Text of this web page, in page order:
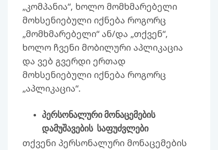
„კომპანია“, ხოლო მომხმარებელი
მოხსენიებული იქნება როგორც
„მომხმარებელი“ ან/და „თქვენ“,
ხოლო ჩვენი მობილური აპლიკაცია
და ვებ გვერდი ერთად
მოხსენიებული იქნება როგორც
„აპლიკაცია“.
პერსონალური მონაცემების
დამუშავების საფუძვლები
თქვენი პერსონალური მონაცემების